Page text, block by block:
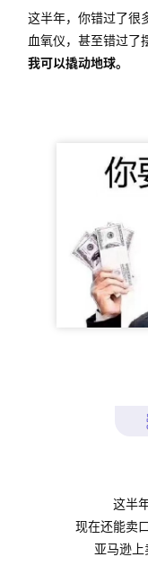
这半年，你错过了很
血氧仪，甚至错过了
我可以撬动地球。
这半
现在还能卖
亚马逊上